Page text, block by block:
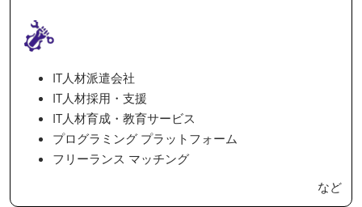
IT人材派遣会社
IT人材採用・支援
IT人材育成・教育サービス
プログラミング プラットフォーム
フリーランス マッチング
など